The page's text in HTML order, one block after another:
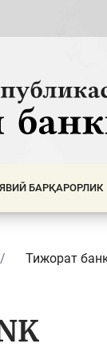
БАРҚАРОРЛИК
Тижорат